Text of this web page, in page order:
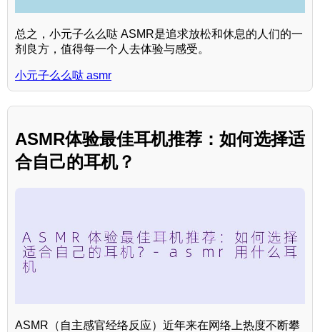
总之，小元子么么哒 ASMR是追求放松和休息的人们的一
剂良方，值得每一个人去体验与感受。
小元子么么哒 asmr
ASMR体验最佳耳机推荐：如何选择适
合自己的耳机？
ASMR（自主感官经络反应）近年来在网络上热度不断攀